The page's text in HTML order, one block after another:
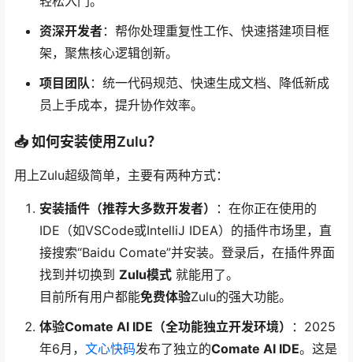
资深开发者：帮你处理重复性工作、快速搭建项目框
架，聚焦核心逻辑创新。
项目团队 ：统一代码规范、快速生成文档、降低新成
员上手成本，提升协作效率。
📥 如何安装使用Zulu？
用上Zulu超级简单，主要有两种方式：
安装插件（推荐大多数开发者）
：在你正在使用的
IDE（如VSCode或IntelliJ IDEA）的插件市场里，直
接搜索“Baidu Comate”并安装。登录后，在插件界面
找到并切换到 Zulu模式 就能用了。
目前所有用户都能免费体验Zulu的强大功能。
体验Comate AI IDE（全功能独立开发环境）
：2025
年6月， 文心快码发布了独立的Comate AI IDE。这是